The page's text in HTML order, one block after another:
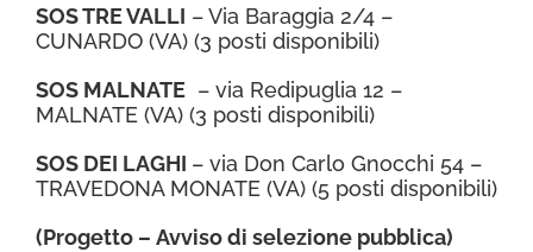
SOS TRE VALLI – Via Baraggia 2/4 –
CUNARDO (VA) (3 posti disponibili)
SOS MALNATE – via Redipuglia 12 –
MALNATE (VA) (3 posti disponibili)
SOS DEI LAGHI – via Don Carlo Gnocchi 54 –
TRAVEDONA MONATE (VA) (5 posti disponibili)
(Progetto – Avviso di selezione pubblica)